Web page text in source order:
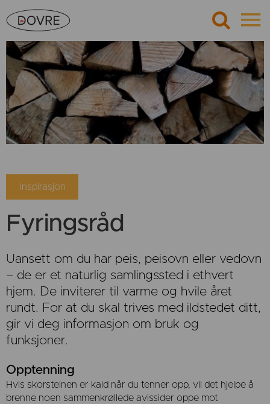
Inspirasjon
Fyringsråd
Uansett om du har peis, peisovn eller vedovn
– de er et naturlig samlingssted i ethvert
hjem. De inviterer til varme og hvile året
rundt. For at du skal trives med ildstedet ditt,
gir vi deg informasjon om bruk og
funksjoner.
Opptenning
Hvis skorsteinen er kald når du tenner opp, vil det hjelpe å
brenne noen sammenkrøllede avissider oppe mot